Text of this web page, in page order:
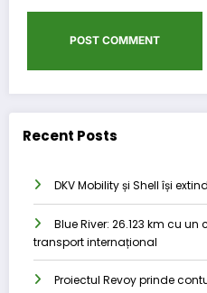
Recent Posts
DKV Mobility și Shell își
Blue River: 26.123 km cu
transport internațional
Proiectul Revoy prinde